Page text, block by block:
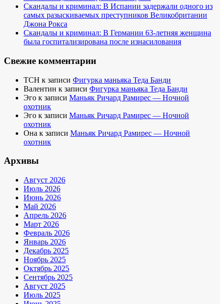
Скандалы и криминал: В Испании задержали одного из
самых разыскиваемых преступников Великобритании
Джона Рокса
Скандалы и криминал: В Германии 63-летняя женщина
была госпитализирована после изнасилования
Свежие комментарии
TCH к записи Фигурка маньяка Теда Банди
Валентин к записи Фигурка маньяка Теда Банди
Эго к записи Маньяк Ричард Рамирес — Ночной
охотник
Эго к записи Маньяк Ричард Рамирес — Ночной
охотник
Она к записи Маньяк Ричард Рамирес — Ночной
охотник
Архивы
Август 2026
Июль 2026
Июнь 2026
Май 2026
Апрель 2026
Март 2026
Февраль 2026
Январь 2026
Декабрь 2025
Ноябрь 2025
Октябрь 2025
Сентябрь 2025
Август 2025
Июль 2025